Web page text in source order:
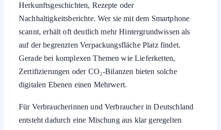
Herkunftsgeschichten, Rezepte oder
Nachhaltigkeitsberichte. Wer sie mit dem Smartphone
scannt, erhält oft deutlich mehr Hintergrundwissen als
auf der begrenzten Verpackungsfläche Platz findet.
Gerade bei komplexen Themen wie Lieferketten,
Zertifizierungen oder CO₂-Bilanzen bieten solche
digitalen Ebenen einen Mehrwert.
Für Verbraucherinnen und Verbraucher in Deutschland
entsteht dadurch eine Mischung aus klar geregelten